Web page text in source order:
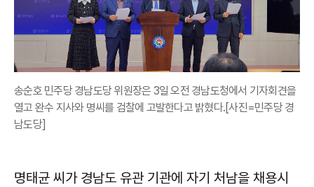
송순호 민주당 경남도당 위원장은 3일 오전 경남도청에서 기자회견을
열고 완수 지사와 명씨를 검찰에 고발한다고 밝혔다.[사진=민주당 경
남도당]
명태균 씨가 경남도 유관 기관에 자기 처남을 채용시